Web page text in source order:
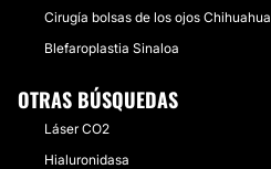
Cirugía bolsas de los ojos Chihuahua
Blefaroplastia Sinaloa
OTRAS BÚSQUEDAS
Láser CO2
Hialuronidasa